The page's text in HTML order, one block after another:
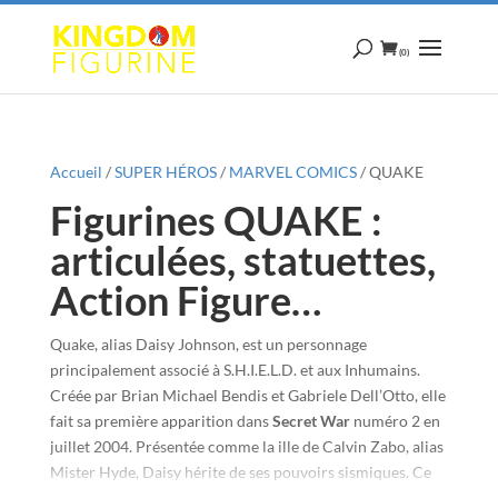
(0)
Accueil /SUPER HÉROS/ MARVEL COMICS/ QUAKE
Figurines QUAKE :
articulées, statuettes,
Action Figure…
Quake, alias Daisy Johnson, est un personnage
principalement associé à S.H.I.E.L.D. et aux Inhumains.
Créée par Brian Michael Bendis et Gabriele Dell’Otto, elle
fait sa première apparition dansSecret Warnuméro 2 en
juillet 2004. Présentée comme la ille de Calvin Zabo, alias
Mister Hyde, Daisy hérite de ses pouvoirs sismiques. Ce